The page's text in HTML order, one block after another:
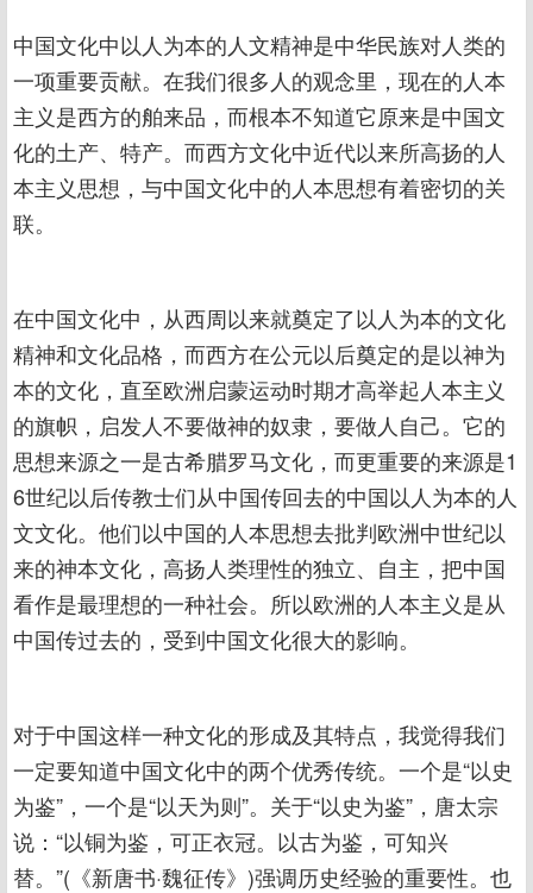
中国文化中以人为本的人文精神是中华民族对人类的
一项重要贡献。在我们很多人的观念里，现在的人本
主义是西方的舶来品，而根本不知道它原来是中国文
化的土产、特产。而西方文化中近代以来所高扬的人
本主义思想，与中国文化中的人本思想有着密切的关
联。
在中国文化中，从西周以来就奠定了以人为本的文化
精神和文化品格，而西方在公元以后奠定的是以神为
本的文化，直至欧洲启蒙运动时期才高举起人本主义
的旗帜，启发人不要做神的奴隶，要做人自己。它的
思想来源之一是古希腊罗马文化，而更重要的来源是1
6世纪以后传教士们从中国传回去的中国以人为本的人
文文化。他们以中国的人本思想去批判欧洲中世纪以
来的神本文化，高扬人类理性的独立、自主，把中国
看作是最理想的一种社会。所以欧洲的人本主义是从
中国传过去的，受到中国文化很大的影响。
对于中国这样一种文化的形成及其特点，我觉得我们
一定要知道中国文化中的两个优秀传统。一个是“以史
为鉴”，一个是“以天为则”。关于“以史为鉴”，唐太宗
说：“以铜为鉴，可正衣冠。以古为鉴，可知兴
替。”(《新唐书·魏征传》)强调历史经验的重要性。也